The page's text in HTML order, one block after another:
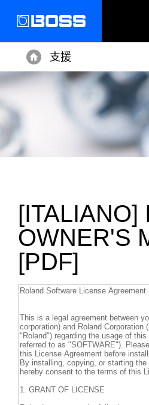
Home
支援
[ITALIANO]
OWNER'S
[PDF]